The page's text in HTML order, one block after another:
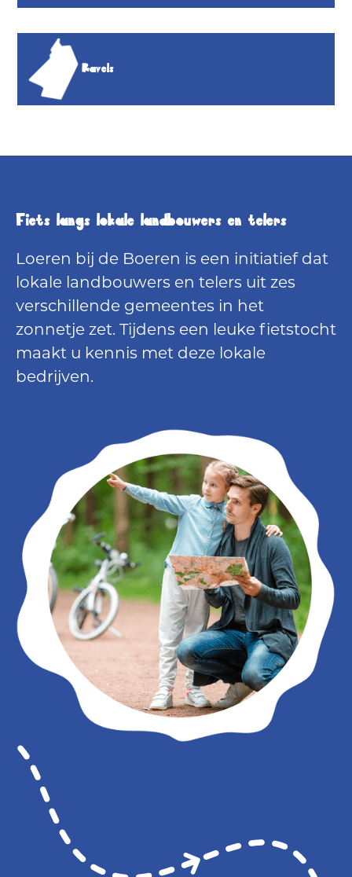
Ravels
Fiets langs lokale landbouwers en telers
Loeren bij de Boeren is een initiatief dat
lokale landbouwers en telers uit zes
verschillende gemeentes in het
zonnetje zet. Tijdens een leuke fietstocht
maakt u kennis met deze lokale
bedrijven.